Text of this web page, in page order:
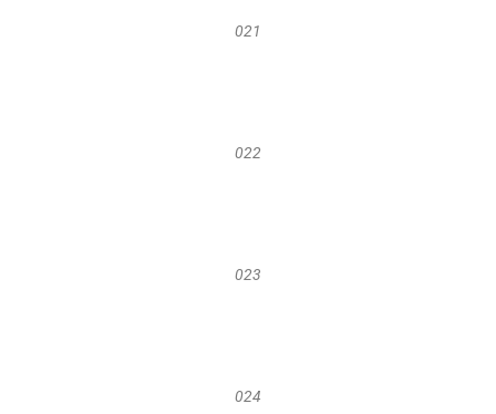
021
022
023
024